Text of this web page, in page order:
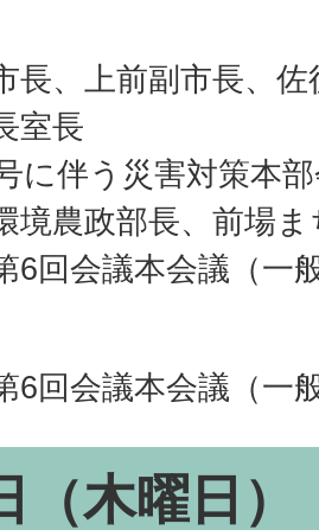
長、上前副市長、佐
室長
に伴う災害対策本
境農政部長、前場
6回会議本会議（一
6回会議本会議（一
（木曜日）